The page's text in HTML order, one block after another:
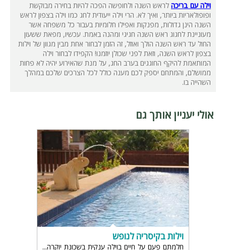
וילה עם בריכה לראש השנה ולחופשה הפכה להיות בחירה מבוקשת
ופופולאריות ביותר, ואיך לא. הרי וילה ייעודית לחג כמו וילה בצפון לראש
השנה הינן גדולות, מפנקות ואפילו חלומיות בעבור כל משפחה אשר
מעוניינת לחגוג ראש השנה חגיגי ומהנה באמת. עכשיו, מפאת ששעון
החול עד ראש השנה הולך ואוזל, זה הזמן לבחור אחת מבין מגוון של וילות
בצפון לראש השנה, וזאת לפני שכולן יוזמנו! הקפידו לבחור וילה
המותאמת להיקף החוגגים בערב החג, על מנת שהאירוע יהיה לא פחות
ממושלם, והמתחם יספק לכם מענה כולל לכל הצרכים שלכם במהלך
השהייה בו.
אולי יעניין אותך גם
וילות בקיסריה לנופש
חלמתם פעם על חיים בוילה ענקית בשכונת יוקרה